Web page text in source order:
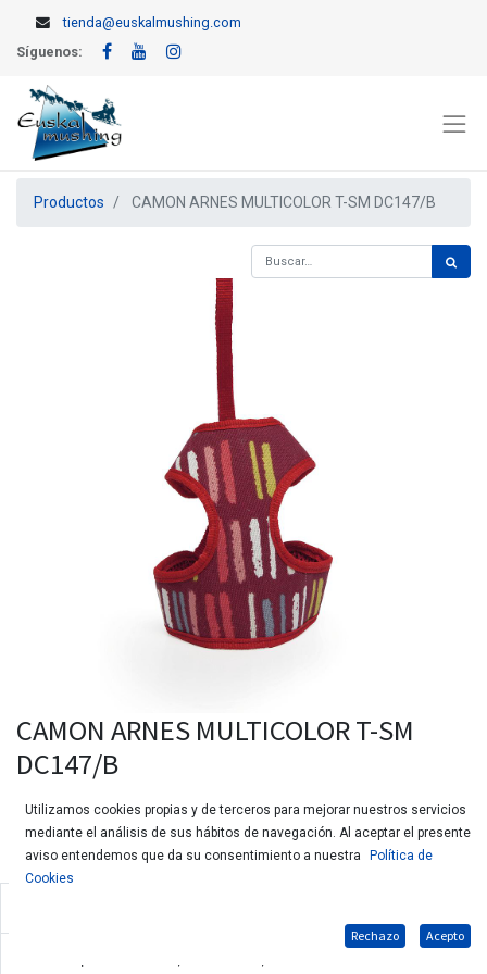
tienda@euskalmushing.com
Síguenos:
Productos CAMON ARNES MULTICOLOR T-SM DC147/B
CAMON ARNES MULTICOLOR T-SM
DC147/B
Utilizamos cookies propias y de terceros para mejorar nuestros servicios
mediante el análisis de sus hábitos de navegación. Al aceptar el presente
aviso entendemos que da su consentimiento a nuestra
Política de
Cookies
Rechazo Acepto